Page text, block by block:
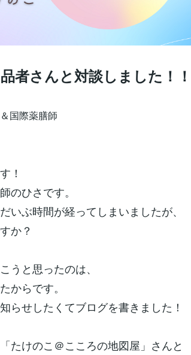
さんと対談しました！！
国際薬膳師
！
のひさです。
いぶ時間が経ってしまいましたが、
か？
うと思ったのは、
からです。
らせしたくてブログを書きました！
たけのこ＠こころの地図屋」さんと